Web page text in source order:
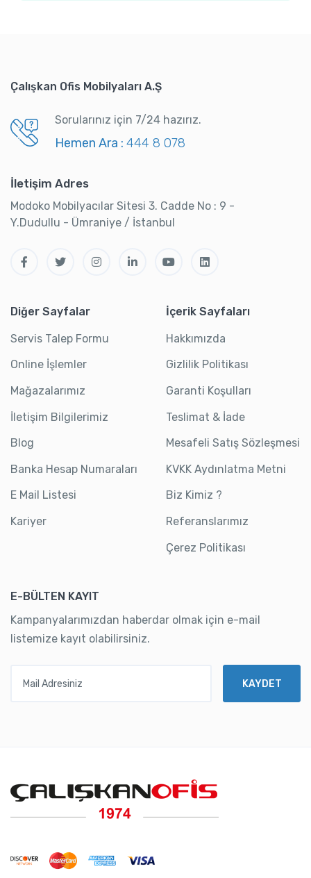
Çalışkan Ofis Mobilyaları A.Ş
Sorularınız için 7/24 hazırız.
Hemen Ara : 444 8 078
İletişim Adres
Modoko Mobilyacılar Sitesi 3. Cadde No : 9 -
Y.Dudullu - Ümraniye / İstanbul
Diğer Sayfalar
Servis Talep Formu
Online İşlemler
Mağazalarımız
İletişim Bilgilerimiz
Blog
Banka Hesap Numaraları
E Mail Listesi
Kariyer
İçerik Sayfaları
Hakkımızda
Gizlilik Politikası
Garanti Koşulları
Teslimat & İade
Mesafeli Satış Sözleşmesi
KVKK Aydınlatma Metni
Biz Kimiz ?
Referanslarımız
Çerez Politikası
E-BÜLTEN KAYIT
Kampanyalarımızdan haberdar olmak için e-mail
listemize kayıt olabilirsiniz.
KAYDET